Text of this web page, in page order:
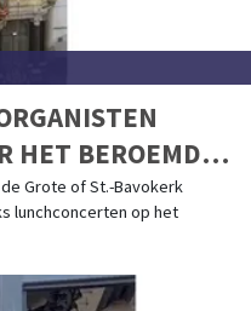
HET BEROEMDE
de Grote of St.-Bavokerk
lunchconcerten op het